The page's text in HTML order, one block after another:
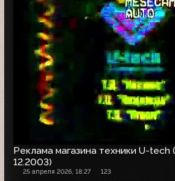
Реклама магазина техники U-tech
12.2003)
25 апреля 2026, 18:27 123